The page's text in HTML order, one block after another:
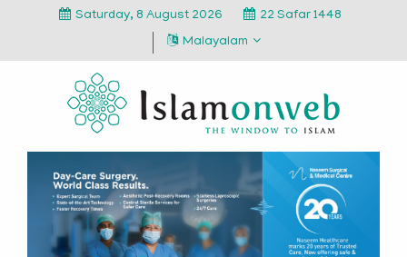
Saturday, 8 August 2026
22 Safar 1448
Malayalam